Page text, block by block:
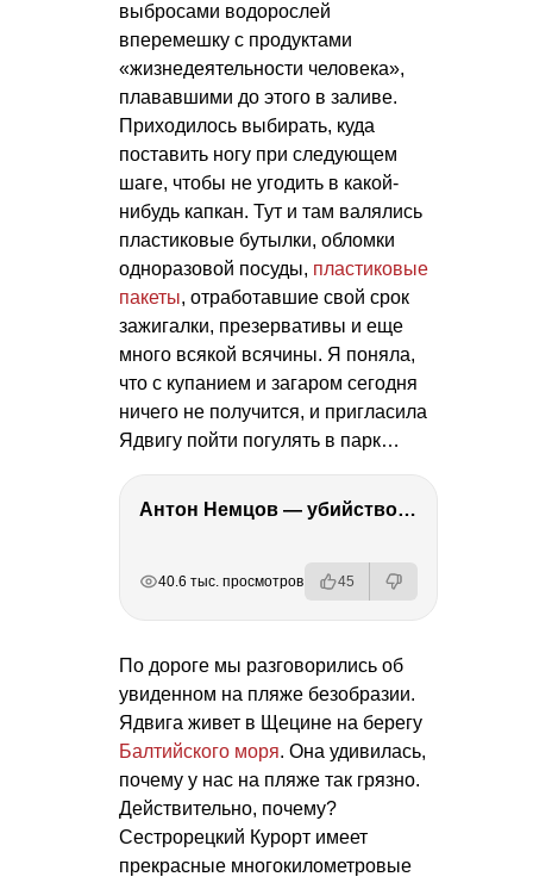
выбросами водорослей
вперемешку с продуктами
«жизнедеятельности человека»,
плававшими до этого в заливе.
Приходилось выбирать, куда
поставить ногу при следующем
шаге, чтобы не угодить в какой-
нибудь капкан. Тут и там валялись
пластиковые бутылки, обломки
одноразовой посуды, пластиковые
пакеты, отработавшие свой срок
зажигалки, презервативы и еще
много всякой всячины. Я поняла,
что с купанием и загаром сегодня
ничего не получится, и пригласила
Ядвигу пойти погулять в парк…
Антон Немцов — убийство Бориса Немцова, переезд в Дубай, семья и политика
40.6 тыс. просмотров 45
По дороге мы разговорились об
увиденном на пляже безобразии.
Ядвига живет в Щецине на берегу
Балтийского моря. Она удивилась,
почему у нас на пляже так грязно.
Действительно, почему?
Сестрорецкий Курорт имеет
прекрасные многокилометровые